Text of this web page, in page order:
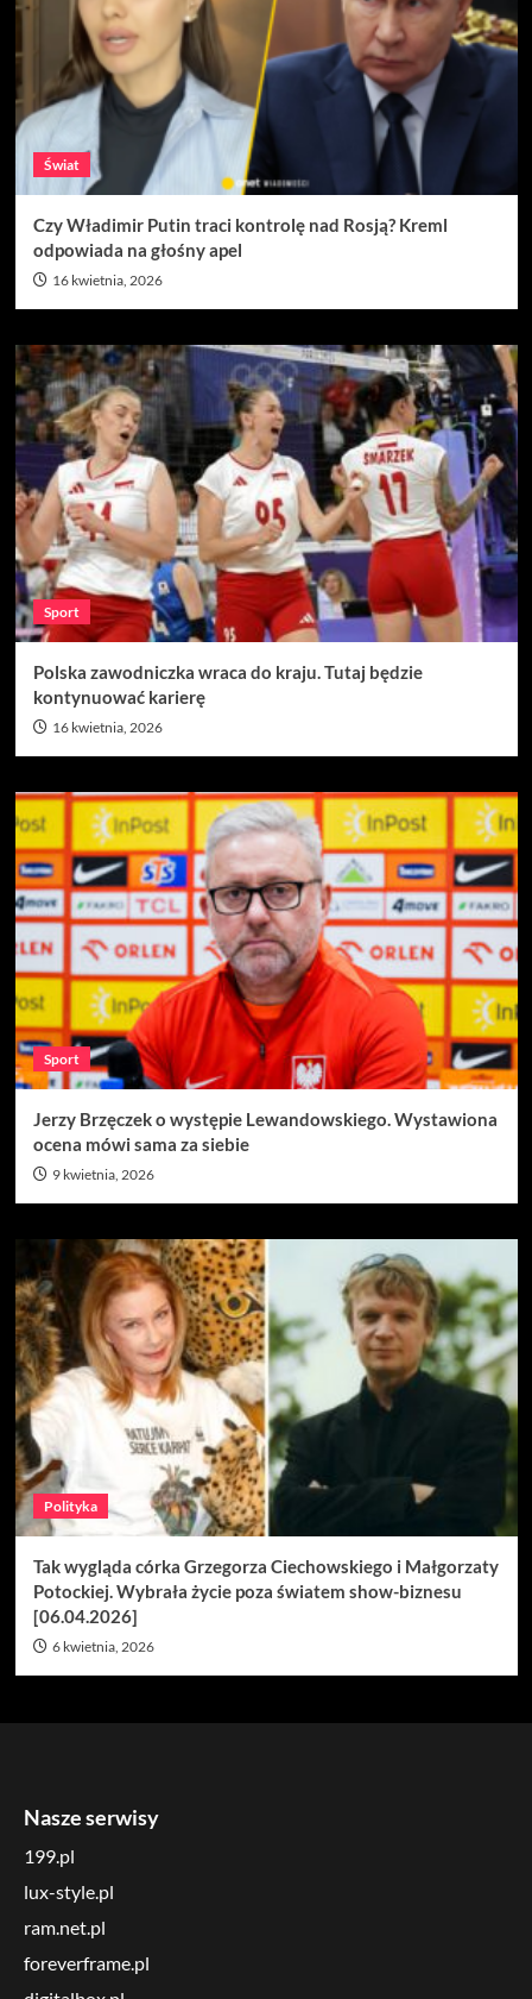
Świat
Czy Władimir Putin traci kontrolę nad Rosją? Kreml
odpowiada na głośny apel
16 kwietnia, 2026
Sport
Polska zawodniczka wraca do kraju. Tutaj będzie
kontynuować karierę
16 kwietnia, 2026
Sport
Jerzy Brzęczek o występie Lewandowskiego. Wystawiona
ocena mówi sama za siebie
9 kwietnia, 2026
Polityka
Tak wygląda córka Grzegorza Ciechowskiego i Małgorzaty
Potockiej. Wybrała życie poza światem show-biznesu
[06.04.2026]
6 kwietnia, 2026
Nasze serwisy
199.pl
lux-style.pl
ram.net.pl
foreverframe.pl